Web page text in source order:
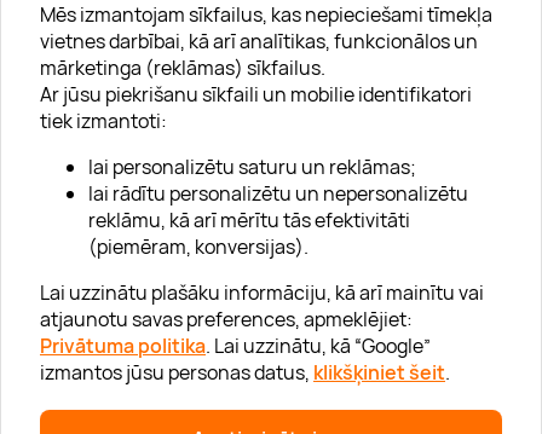
Mēs izmantojam sīkfailus, kas nepieciešami tīmekļa
vietnes darbībai, kā arī analītikas, funkcionālos un
mārketinga (reklāmas) sīkfailus.
Ar jūsu piekrišanu sīkfaili un mobilie identifikatori
tiek izmantoti:
lai personalizētu saturu un reklāmas;
lai rādītu personalizētu un nepersonalizētu
reklāmu, kā arī mērītu tās efektivitāti
(piemēram, konversijas).
Lai uzzinātu plašāku informāciju, kā arī mainītu vai
atjaunotu savas preferences, apmeklējiet:
Privātuma politika. Lai uzzinātu, kā “Google”
izmantos jūsu personas datus, klikšķiniet šeit.
Par "Lieliska dāvana"
Uzņēmumiem
Palīdzība
“GERA DOVANA” GRUPA